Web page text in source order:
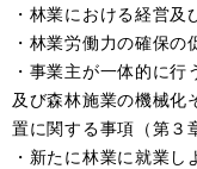
・林業における経営及
・林業労働力の確保の
・事業主が一体的に
及び森林施業の機械化
置に関する事項（第３
・新たに林業に就業